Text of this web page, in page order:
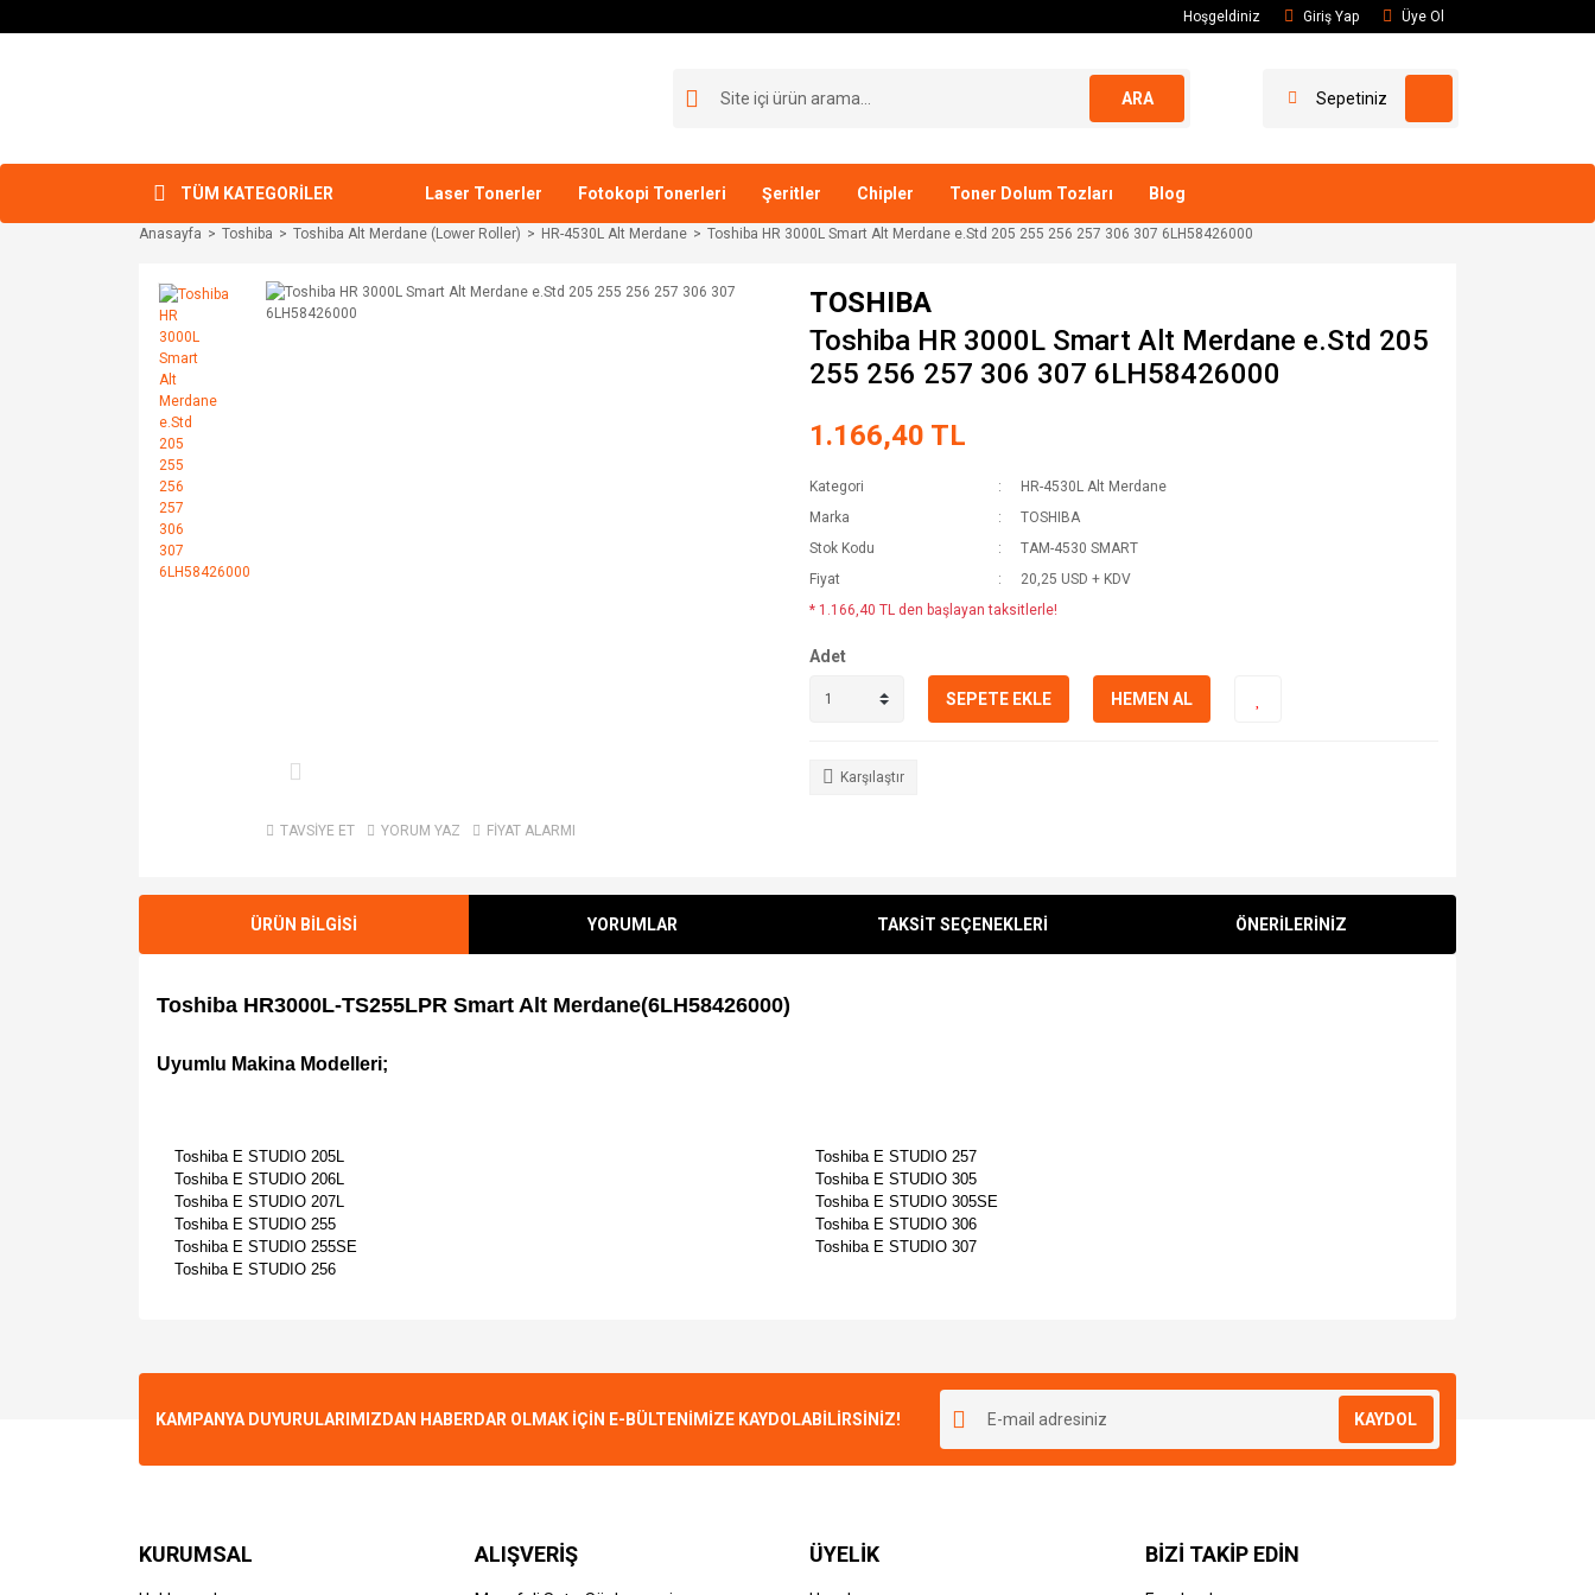
Hoşgeldiniz Giriş Yap Üye Ol
ARA Sepetiniz
TÜM KATEGORİLER Laser Tonerler Fotokopi Tonerleri Şeritler Chipler Toner Dolum Tozları Blog
Anasayfa Toshiba Toshiba Alt Merdane (Lower Roller) HR-4530L Alt Merdane Toshiba HR 3000L Smart Alt Merdane e.Std 205 255 256 257 306 307 6LH58426000
TAVSİYE ET YORUM YAZ FİYAT ALARMI
TOSHIBA
Toshiba HR 3000L Smart Alt Merdane e.Std 205
255 256 257 306 307 6LH58426000
1.166,40 TL
Kategori
HR-4530L Alt Merdane
Marka
TOSHIBA
Stok Kodu
TAM-4530 SMART
Fiyat
20,25 USD + KDV
* 1.166,40 TL den başlayan taksitlerle!
Adet
SEPETE EKLE HEMEN AL
Karşılaştır
ÜRÜN BİLGİSİ YORUMLAR TAKSİT SEÇENEKLERİ ÖNERİLERİNİZ
Toshiba HR3000L-TS255LPR Smart Alt Merdane(6LH58426000)
Uyumlu Makina Modelleri;
Toshiba E STUDIO 205L
Toshiba E STUDIO 206L
Toshiba E STUDIO 207L
Toshiba E STUDIO 255
Toshiba E STUDIO 255SE
Toshiba E STUDIO 256
Toshiba E STUDIO 257
Toshiba E STUDIO 305
Toshiba E STUDIO 305SE
Toshiba E STUDIO 306
Toshiba E STUDIO 307
Ürün resmi kalitesiz, bozuk veya görüntülenemiyor.
Bu ürüne benzer farklı alternatifler olmalı.
KAMPANYA DUYURULARIMIZDAN HABERDAR OLMAK İÇİN E-BÜLTENİMİZE KAYDOLABİLİRSİNİZ! KAYDOL
KURUMSAL ALIŞVERİŞ ÜYELİK BİZİ TAKİP EDİN